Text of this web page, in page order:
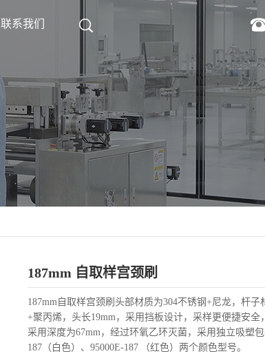
联系我们
187mm 自取样宫颈刷
187mm自取样宫颈刷头部材质为304不锈钢+尼龙，杆子
+聚丙烯，头长19mm，采用挡板设计，采样更便捷安全
采用深度为67mm，经过环氧乙环灭菌，采用独立吸塑
187（白色）、95000E-187 （红色）两个颜色型号。